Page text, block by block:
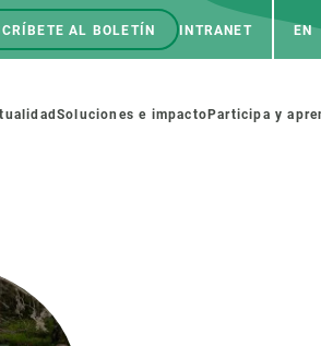
AL BOLETÍN INTRANET EN
Soluciones e impacto Participa y